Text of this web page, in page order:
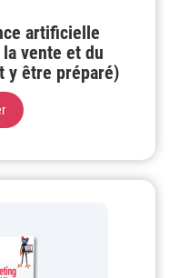
artificielle
vente et du
y être préparé)